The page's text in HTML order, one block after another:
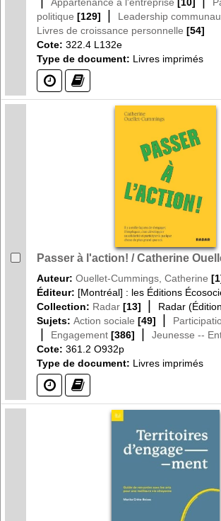
politique [129] | Leadership
Livres de croissance personnelle [54]
Cote: 322.4 L132e
Type de document: Livres imprimés
(?) (?)
Passer à l'action! / Catherine
Auteur: Ouellet-Cummings, Catherine
Éditeur: [Montréal] : les Éditions
Collection: Radar [13] |
Radar
Sujets: Action sociale [49] |
| Engagement [386] | Jeunesse --
Cote: 361.2 O932p
Type de document: Livres imprimés
(?) (?)